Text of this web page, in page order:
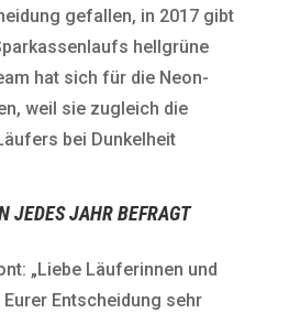
gefallen, in 2017 gibt
hellgrüne
hat sich für die Neon-
weil sie zugleich die
bei Dunkelheit
JEDES JAHR BEFRAGT
„Liebe Läuferinnen und
Entscheidung sehr